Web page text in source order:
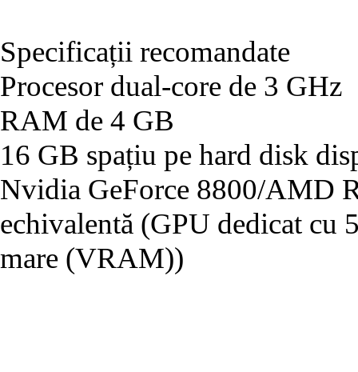
Specificații recomandate
Procesor dual-core de 3 GHz
RAM de 4 GB
16 GB spațiu pe hard disk
Nvidia GeForce 8800/AMD
echivalentă (GPU dedicat cu
mare (VRAM))